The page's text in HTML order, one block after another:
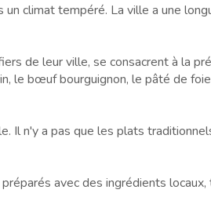
climat tempéré. La ville a une
de leur ville, se consacrent à la
le bœuf bourguignon, le pâté de
Il n'y a pas que les plats
avec des ingrédients